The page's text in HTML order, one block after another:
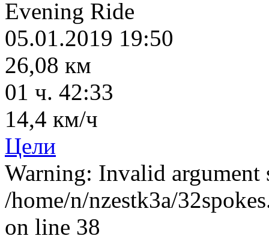
Evening Ride
05.01.2019 19:50
26,08 км
01 ч. 42:33
14,4 км/ч
Цели
Warning: Invalid
/home/n/nzestk3a/
on line 38